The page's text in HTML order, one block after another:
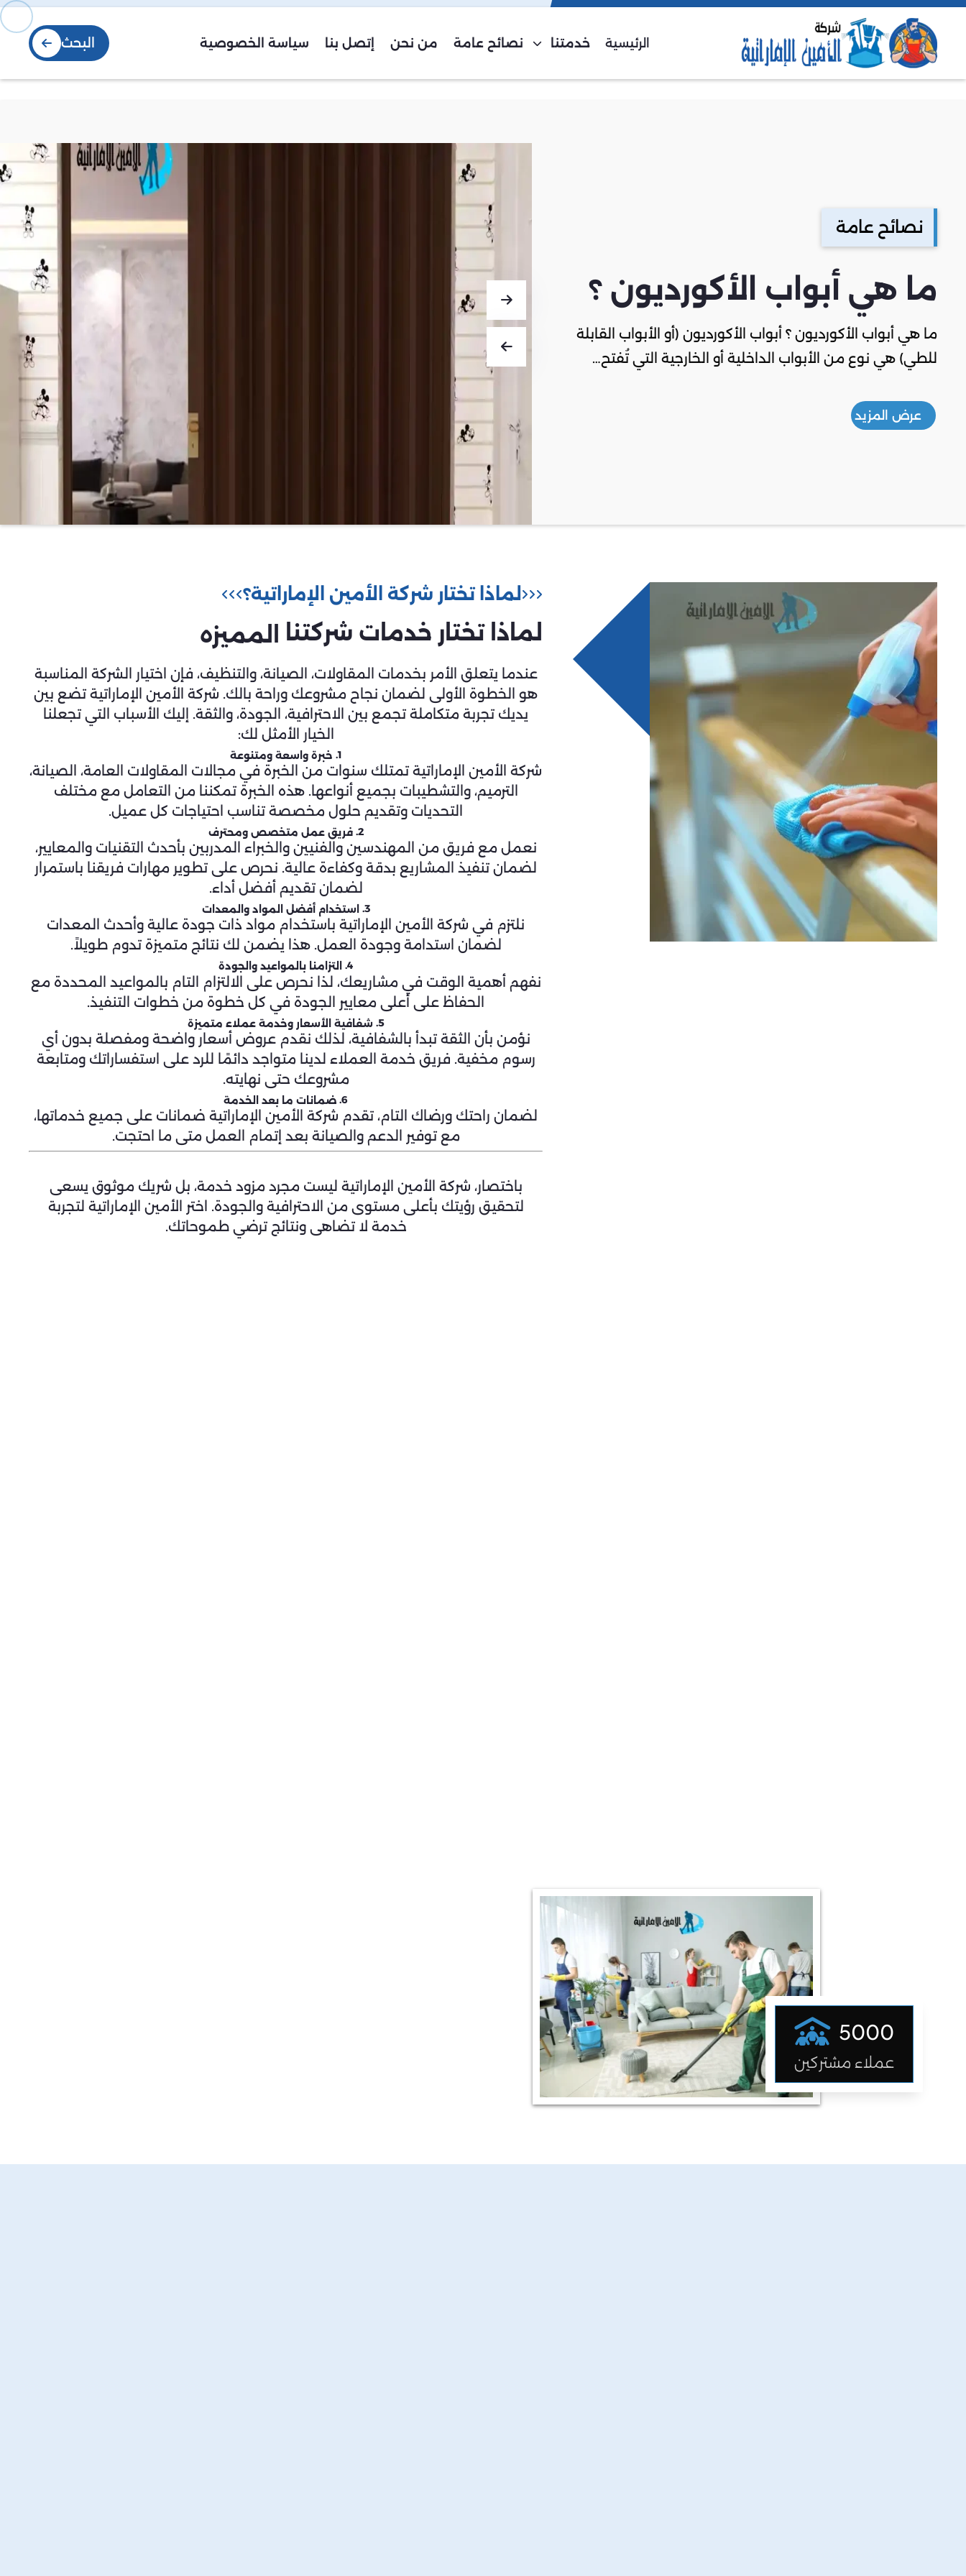
الرئيسية خدمتنا نصائح عامة من نحن إتصل بنا سياسة الخصوصية البحث
نصائح عامة
ما هي أبواب الأكورديون ؟
ما هي أبواب الأكورديون ؟ أبواب الأكورديون (أو الأبواب القابلة
للطي) هي نوع من الأبواب الداخلية أو الخارجية التي تُفتح…
عرض المزيد
لماذا تختار شركة الأمين الإماراتية؟
لماذا تختار خدمات شركتنا المميزه
عندما يتعلق الأمر بخدمات المقاولات، الصيانة، والتنظيف، فإن اختيار الشركة المناسبة
هو الخطوة الأولى لضمان نجاح مشروعك وراحة بالك. شركة الأمين الإماراتية تضع بين
يديك تجربة متكاملة تجمع بين الاحترافية، الجودة، والثقة. إليك الأسباب التي تجعلنا
الخيار الأمثل لك:
1. خبرة واسعة ومتنوعة
شركة الأمين الإماراتية تمتلك سنوات من الخبرة في مجالات المقاولات العامة، الصيانة،
الترميم، والتشطيبات بجميع أنواعها. هذه الخبرة تمكننا من التعامل مع مختلف
التحديات وتقديم حلول مخصصة تناسب احتياجات كل عميل.
2. فريق عمل متخصص ومحترف
نعمل مع فريق من المهندسين والفنيين والخبراء المدربين بأحدث التقنيات والمعايير،
لضمان تنفيذ المشاريع بدقة وكفاءة عالية. نحرص على تطوير مهارات فريقنا باستمرار
لضمان تقديم أفضل أداء.
3. استخدام أفضل المواد والمعدات
نلتزم في شركة الأمين الإماراتية باستخدام مواد ذات جودة عالية وأحدث المعدات
لضمان استدامة وجودة العمل. هذا يضمن لك نتائج متميزة تدوم طويلاً.
4. التزامنا بالمواعيد والجودة
نفهم أهمية الوقت في مشاريعك، لذا نحرص على الالتزام التام بالمواعيد المحددة مع
الحفاظ على أعلى معايير الجودة في كل خطوة من خطوات التنفيذ.
5. شفافية الأسعار وخدمة عملاء متميزة
نؤمن بأن الثقة تبدأ بالشفافية، لذلك نقدم عروض أسعار واضحة ومفصلة بدون أي
رسوم مخفية. فريق خدمة العملاء لدينا متواجد دائمًا للرد على استفساراتك ومتابعة
مشروعك حتى نهايته.
6. ضمانات ما بعد الخدمة
لضمان راحتك ورضاك التام، تقدم شركة الأمين الإماراتية ضمانات على جميع خدماتها،
مع توفير الدعم والصيانة بعد إتمام العمل متى ما احتجت.
باختصار، شركة الأمين الإماراتية ليست مجرد مزود خدمة، بل شريك موثوق يسعى
لتحقيق رؤيتك بأعلى مستوى من الاحترافية والجودة. اختر الأمين الإماراتية لتجربة
خدمة لا تضاهى ونتائج ترضي طموحاتك.
5000
عملاء مشتركين